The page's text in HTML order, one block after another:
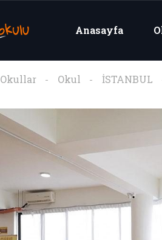
Anasayfa
Okullar Okul İSTANBUL